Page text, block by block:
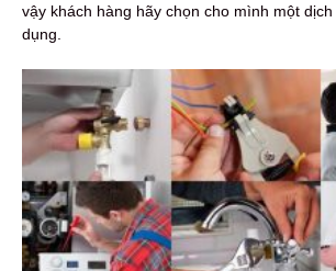
vậy khách hàng hãy chọn cho mình một
dụng.